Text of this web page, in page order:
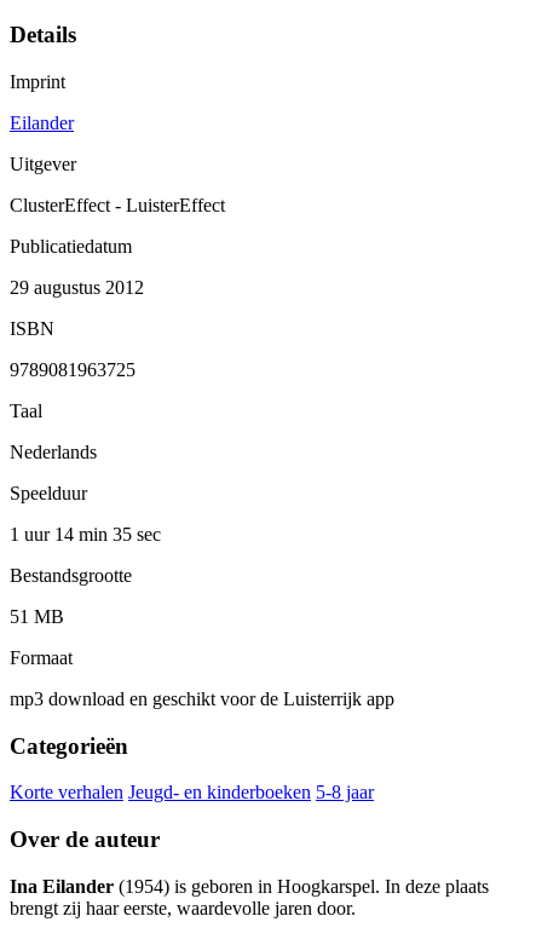
Details
Imprint
Eilander
Uitgever
ClusterEffect - LuisterEffect
Publicatiedatum
29 augustus 2012
ISBN
9789081963725
Taal
Nederlands
Speelduur
1 uur 14 min 35 sec
Bestandsgrootte
51 MB
Formaat
mp3 download en geschikt voor de Luisterrijk app
Categorieën
Korte verhalen Jeugd- en kinderboeken 5-8 jaar
Over de auteur
Ina Eilander (1954) is geboren in Hoogkarspel. In deze plaats
brengt zij haar eerste, waardevolle jaren door.